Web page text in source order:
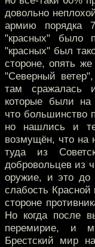
довольно
армию порядка
"красных" было
"красных" был
стороне, опять
"Северный
там сражалась
которые были на
что большинство
но нашлись и
возмущён, что на
туда из
добровольцев из
оружие, и это до
слабость
стороне
Но когда после
перемирие, и
Брестский мир